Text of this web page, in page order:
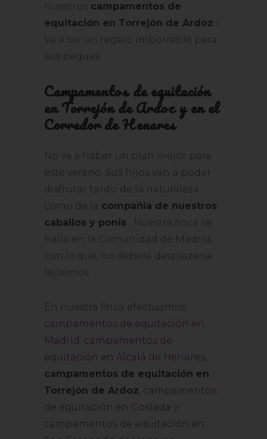
nuestros campamentos de
equitación en Torrejón de Ardoz !
Va a ser un regalo imborrable para
sus peques.
Campamentos de equitación
en Torrejón de Ardoz y en el
Corredor de Henares
No va a haber un plan mejor para
este verano. Sus hijos van a poder
disfrutar tanto de la naturaleza
como de la compañía de nuestros
caballos y ponis
. Nuestra finca se
halla en la Comunidad de Madrid,
con lo que, no deberá desplazarse
lejísimos.
En nuestra finca efectuamos
campamentos de equitación en
Madrid , campamentos de
equitación en Alcalá de Henares,
campamentos de equitación en
Torrejón de Ardoz, campamentos
de equitación en Coslada y
campamentos de equitación en